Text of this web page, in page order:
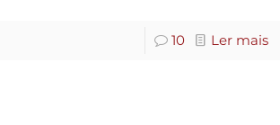
10 Ler mais